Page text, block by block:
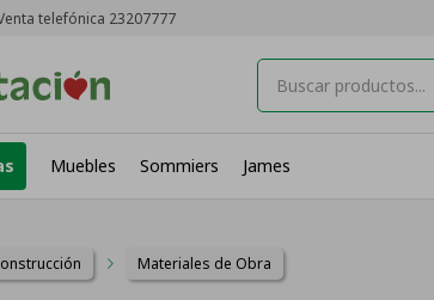
Muebles Sommiers James
telefónica 23207777
Materiales de Obra